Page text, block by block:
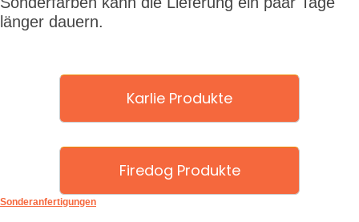
länger dauern.
Karlie Produkte
Firedog Produkte
Sonderanfertigungen